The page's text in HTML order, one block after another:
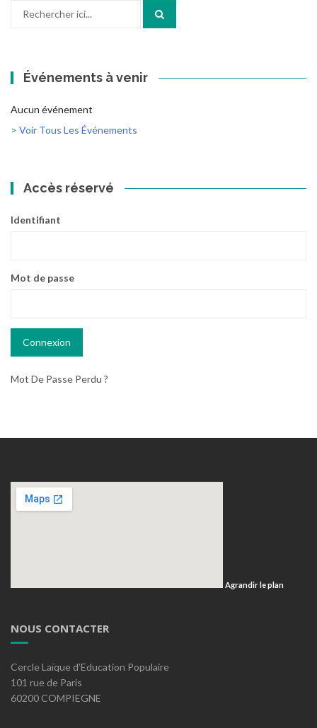
Événements à venir
Aucun événement
> Voir Tous Les Événements
Accès réservé
Identifiant
Mot de passe
Mot De Passe Perdu ?
Agrandir le plan
NOUS CONTACTER
Cercle Laïque d’Education Populaire
101 rue de Paris
60200 COMPIEGNE